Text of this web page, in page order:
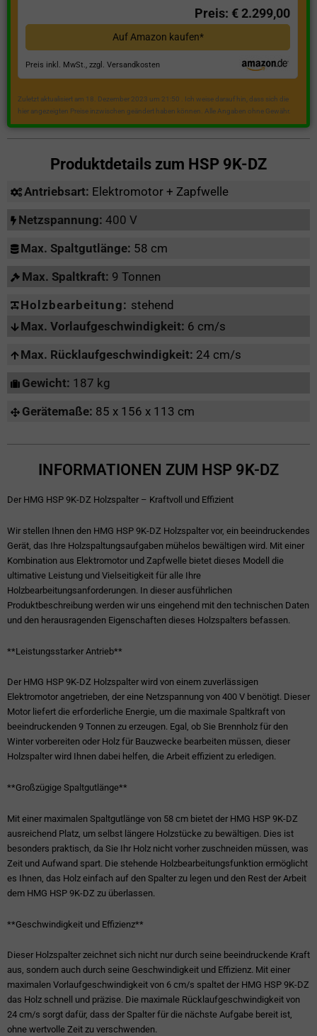
Preis: € 2.299,00
Auf Amazon kaufen*
Preis inkl. MwSt., zzgl. Versandkosten
Zuletzt aktualisiert am 18. Dezember 2023 um 21:50 . Ich weise darauf hin, dass sich die
hier angezeigten Preise inzwischen geändert haben können. Alle Angaben ohne Gewähr.
Produktdetails zum HSP 9K-DZ
Antriebsart: Elektromotor + Zapfwelle
Netzspannung: 400 V
Max. Spaltgutlänge: 58 cm
Max. Spaltkraft: 9 Tonnen
Holzbearbeitung: stehend
Max. Vorlaufgeschwindigkeit: 6 cm/s
Max. Rücklaufgeschwindigkeit: 24 cm/s
Gewicht: 187 kg
Gerätemaße: 85 x 156 x 113 cm
INFORMATIONEN ZUM HSP 9K-DZ
Der HMG HSP 9K-DZ Holzspalter – Kraftvoll und Effizient
Wir stellen Ihnen den HMG HSP 9K-DZ Holzspalter vor, ein beeindruckendes
Gerät, das Ihre Holzspaltungsaufgaben mühelos bewältigen wird. Mit einer
Kombination aus Elektromotor und Zapfwelle bietet dieses Modell die
ultimative Leistung und Vielseitigkeit für alle Ihre
Holzbearbeitungsanforderungen. In dieser ausführlichen
Produktbeschreibung werden wir uns eingehend mit den technischen Daten
und den herausragenden Eigenschaften dieses Holzspalters befassen.
**Leistungsstarker Antrieb**
Der HMG HSP 9K-DZ Holzspalter wird von einem zuverlässigen
Elektromotor angetrieben, der eine Netzspannung von 400 V benötigt. Dieser
Motor liefert die erforderliche Energie, um die maximale Spaltkraft von
beeindruckenden 9 Tonnen zu erzeugen. Egal, ob Sie Brennholz für den
Winter vorbereiten oder Holz für Bauzwecke bearbeiten müssen, dieser
Holzspalter wird Ihnen dabei helfen, die Arbeit effizient zu erledigen.
**Großzügige Spaltgutlänge**
Mit einer maximalen Spaltgutlänge von 58 cm bietet der HMG HSP 9K-DZ
ausreichend Platz, um selbst längere Holzstücke zu bewältigen. Dies ist
besonders praktisch, da Sie Ihr Holz nicht vorher zuschneiden müssen, was
Zeit und Aufwand spart. Die stehende Holzbearbeitungsfunktion ermöglicht
es Ihnen, das Holz einfach auf den Spalter zu legen und den Rest der Arbeit
dem HMG HSP 9K-DZ zu überlassen.
**Geschwindigkeit und Effizienz**
Dieser Holzspalter zeichnet sich nicht nur durch seine beeindruckende Kraft
aus, sondern auch durch seine Geschwindigkeit und Effizienz. Mit einer
maximalen Vorlaufgeschwindigkeit von 6 cm/s spaltet der HMG HSP 9K-DZ
das Holz schnell und präzise. Die maximale Rücklaufgeschwindigkeit von
24 cm/s sorgt dafür, dass der Spalter für die nächste Aufgabe bereit ist,
ohne wertvolle Zeit zu verschwenden.